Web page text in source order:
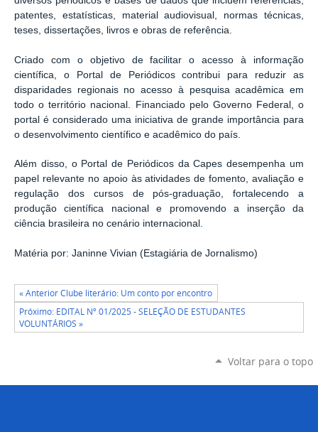
patentes, estatísticas, material audiovisual, normas técnicas,
teses, dissertações, livros e obras de referência.
Criado com o objetivo de facilitar o acesso à informação
científica, o Portal de Periódicos contribui para reduzir as
disparidades regionais no acesso à pesquisa acadêmica em
todo o território nacional. Financiado pelo Governo Federal, o
portal é considerado uma iniciativa de grande importância para
o desenvolvimento científico e acadêmico do país.
Além disso, o Portal de Periódicos da Capes desempenha um
papel relevante no apoio às atividades de fomento, avaliação e
regulação dos cursos de pós-graduação, fortalecendo a
produção científica nacional e promovendo a inserção da
ciência brasileira no cenário internacional.
Matéria por: Janinne Vivian (Estagiária de Jornalismo)
« Anterior Clube literário: Um conto por encontro
Próximo: EDITAL Nº 01/2025 - SELEÇÃO DE ESTUDANTES
VOLUNTÁRIOS »
Voltar para o topo